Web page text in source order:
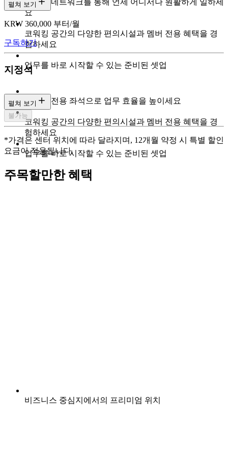
글로벌 네트워크를 통해 언제 어디서나 원활하게 일하세
요
코워킹 공간의 다양한 편의시설과 멤버 전용 혜택을 경
험하세요
업무를 바로 시작할 수 있는 준비된 셋업
펼쳐 보기
KRW 360,000 부터/월
구독하기
지정석
예약된 전용 좌석으로 업무 효율을 높이세요
코워킹 공간의 다양한 편의시설과 멤버 전용 혜택을 경
험하세요
업무를 바로 시작할 수 있는 준비된 셋업
펼쳐 보기
불가능
*가격은 센터 위치에 따라 달라지며, 12개월 약정 시 특별 할인
요금이 적용됩니다.
주목할만한 혜택
비즈니스 중심지에서의 프리미엄 위치